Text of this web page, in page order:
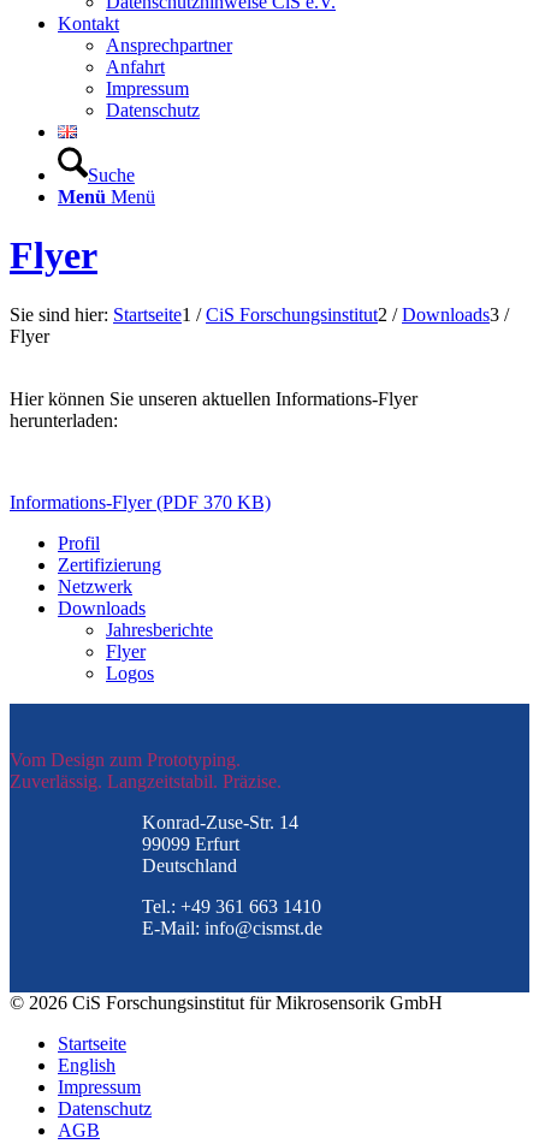
Kontakt
Ansprechpartner
Anfahrt
Impressum
Datenschutz
Suche
Menü Menü
Flyer
Sie sind hier: Startseite1 / CiS Forschungsinstitut2 / Downloads3 /
Flyer
Hier können Sie unseren aktuellen Informations-Flyer
herunterladen:
Informations-Flyer (PDF 370 KB)
Profil
Zertifizierung
Netzwerk
Downloads
Jahresberichte
Flyer
Logos
Vom Design zum Prototyping.
Zuverlässig. Langzeitstabil. Präzise.
Konrad-Zuse-Str. 14
99099 Erfurt
Deutschland
Tel.: +49 361 663 1410
E-Mail: info@cismst.de
© 2026 CiS Forschungsinstitut für Mikrosensorik GmbH
Startseite
English
Impressum
Datenschutz
AGB